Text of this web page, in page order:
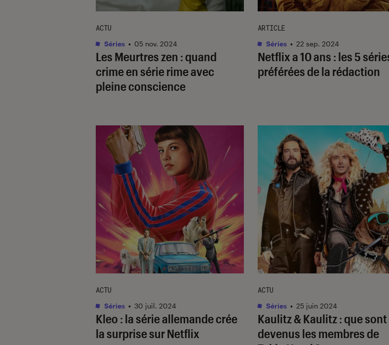
Les Meurtres zen : quand
crime en série rime avec
pleine conscience
ACTU
Séries • 05 nov. 2024
Netflix a 10 ans : les 5
préférées de la rédaction
ARTICLE
Séries • 22 sep. 2024
Kleo : la série allemande crée
la surprise sur Netflix
ACTU
Séries • 30 juil. 2024
Kaulitz & Kaulitz: que sont
devenus les membres de
ACTU
Séries • 25 juin 2024